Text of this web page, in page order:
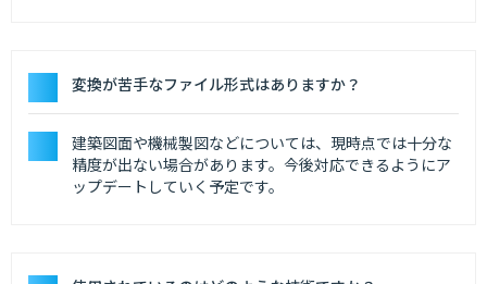
変換が苦手なファイル形式はありますか？
建築図面や機械製図などについては、現時点では十分な
精度が出ない場合があります。今後対応できるようにア
ップデートしていく予定です。